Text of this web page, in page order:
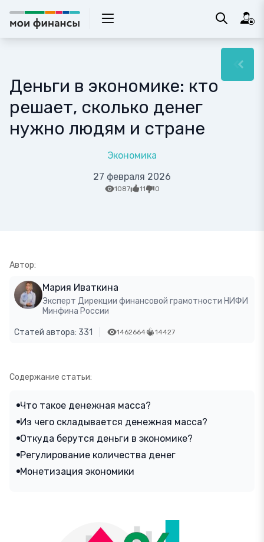
Деньги в экономике: кто
решает, сколько денег
нужно людям и стране
Экономика
27 февраля 2026
1087 11 0
Автор:
Мария Иваткина
Эксперт Дирекции финансовой грамотности НИФИ
Минфина России
Статей автора: 331 1462664 14427
Содержание статьи:
Что такое денежная масса?
Из чего складывается денежная масса?
Откуда берутся деньги в экономике?
Регулирование количества денег
Монетизация экономики